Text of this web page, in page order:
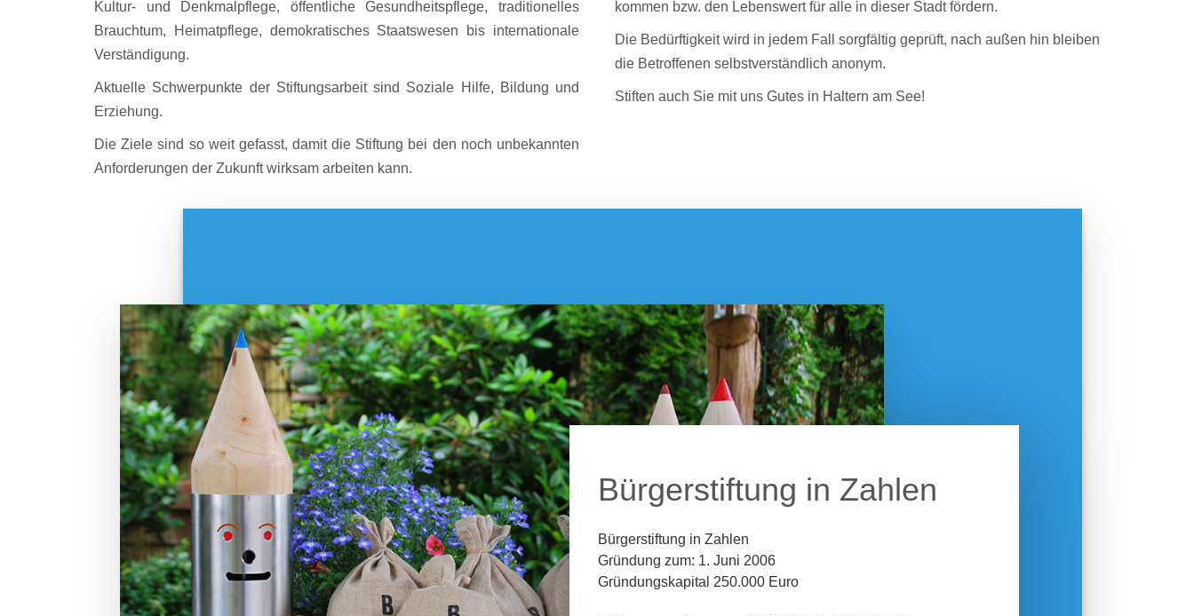
Kultur- und Denkmalpflege, öffentliche Gesundheitspflege, traditionelles
Brauchtum, Heimatpflege, demokratisches Staatswesen bis internationale
Verständigung.
Aktuelle Schwerpunkte der Stiftungsarbeit sind Soziale Hilfe, Bildung und
Erziehung.
Die Ziele sind so weit gefasst, damit die Stiftung bei den noch unbekannten
Anforderungen der Zukunft wirksam arbeiten kann.
kommen bzw. den Lebenswert für alle in dieser Stadt fördern.
Die Bedürftigkeit wird in jedem Fall sorgfältig geprüft, nach außen hin bleiben
die Betroffenen selbstverständlich anonym.
Stiften auch Sie mit uns Gutes in Haltern am See!
Bürgerstiftung in Zahlen
Bürgerstiftung in Zahlen
Gründung zum: 1. Juni 2006
Gründungskapital 250.000 Euro